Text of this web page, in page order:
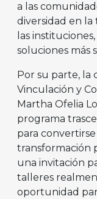
a las
diversidad en la
las
soluciones más
Por su parte, la
Vinculación y
Martha Ofelia
programa
para
transformación
una invitación
talleres
oportunidad